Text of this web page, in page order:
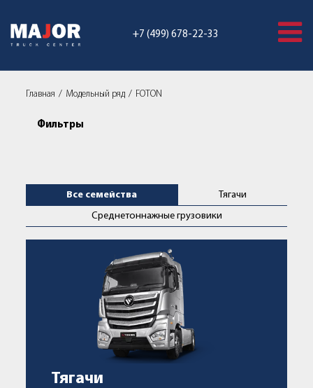
+7 (499) 678-22-33
Главная Модельный ряд FOTON
Фильтры
Все семейства Тягачи
Среднетоннажные грузовики
Тягачи